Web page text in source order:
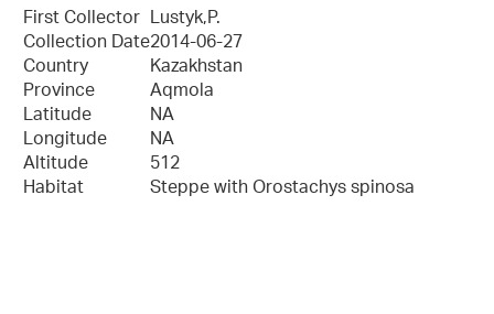
First Collector Lustyk,P.
Collection Date2014-06-27
Country Kazakhstan
Province Aqmola
Latitude NA
Longitude NA
Altitude 512
Habitat Steppe with Orostachys spinosa